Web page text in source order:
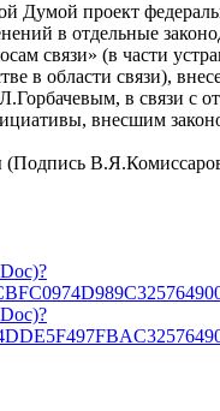
Думой проект
в отдельные
связи» (в части
в области связи),
в связи с
внесшим
(Подпись